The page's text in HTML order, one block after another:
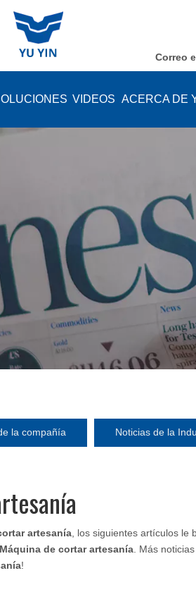
Correo
VIDEOS ACERCA DE
la compañía Noticias de la
artesanía , los siguientes artículos
Máquina de cortar artesanía . Más
!